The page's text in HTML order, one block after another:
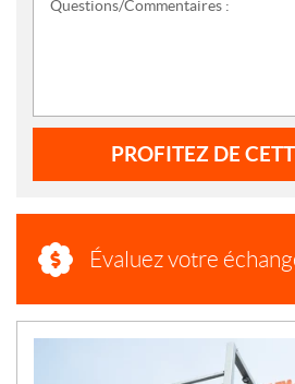
Questions/Commentaires :
PROFITEZ DE
Évaluez votre